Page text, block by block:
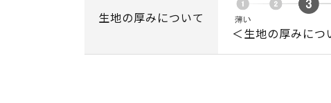
生地の厚みについて
＜生地の厚みにつ